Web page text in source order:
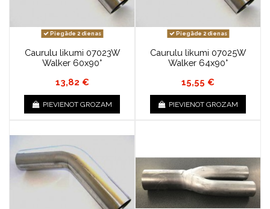
Piegāde 2 dienas
Caurulu likumi 07023W
Walker 60x90°
13,82 €
PIEVIENOT GROZAM
Piegāde 2 dienas
Caurulu likumi 07025W
Walker 64x90°
15,55 €
PIEVIENOT GROZAM